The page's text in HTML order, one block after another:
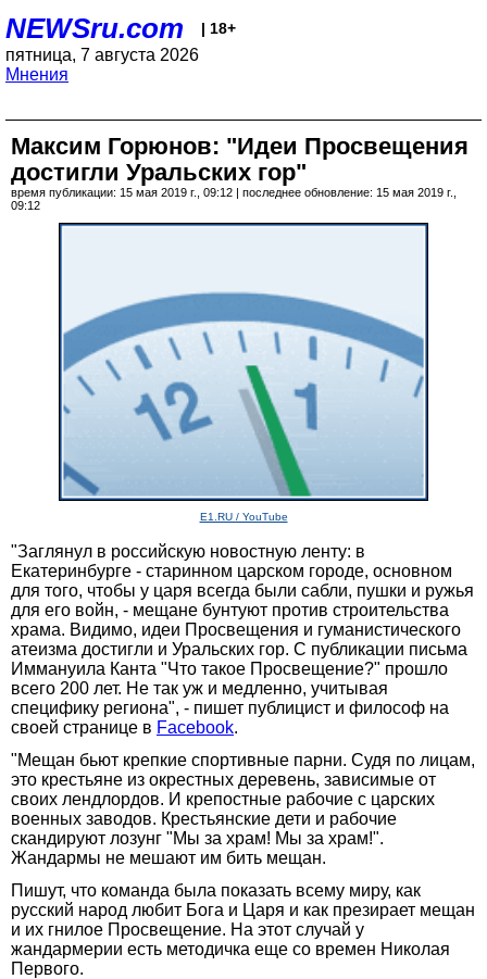
NEWSru.com | 18+
пятница, 7 августа 2026
Мнения
Максим Горюнов: "Идеи Просвещения
достигли Уральских гор"
время публикации: 15 мая 2019 г., 09:12 | последнее обновление: 15 мая 2019 г.,
09:12
E1.RU / YouTube
"Заглянул в российскую новостную ленту: в
Екатеринбурге - старинном царском городе, основном
для того, чтобы у царя всегда были сабли, пушки и ружья
для его войн, - мещане бунтуют против строительства
храма. Видимо, идеи Просвещения и гуманистического
атеизма достигли и Уральских гор. С публикации письма
Иммануила Канта "Что такое Просвещение?" прошло
всего 200 лет. Не так уж и медленно, учитывая
специфику региона", - пишет публицист и философ на
своей странице в Facebook.
"Мещан бьют крепкие спортивные парни. Судя по лицам,
это крестьяне из окрестных деревень, зависимые от
своих лендлордов. И крепостные рабочие с царских
военных заводов. Крестьянские дети и рабочие
скандируют лозунг "Мы за храм! Мы за храм!".
Жандармы не мешают им бить мещан.
Пишут, что команда была показать всему миру, как
русский народ любит Бога и Царя и как презирает мещан
и их гнилое Просвещение. На этот случай у
жандармерии есть методичка еще со времен Николая
Первого.